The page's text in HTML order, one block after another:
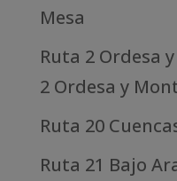
Mesa
Ruta 2 Ordesa
2 Ordesa y
Ruta 20
Ruta 21 Bajo